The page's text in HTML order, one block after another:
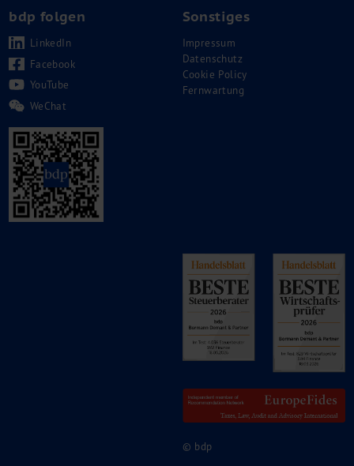
bdp folgen
LinkedIn
Facebook
YouTube
WeChat
Sonstiges
Impressum
Datenschutz
Cookie Policy
Fernwartung
© bdp